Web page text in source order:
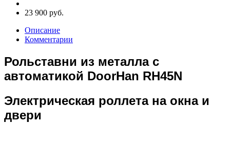
23 900 руб.
Описание
Комментарии
Рольставни из металла с
автоматикой DoorHan RH45N
Электрическая роллета на окна и
двери